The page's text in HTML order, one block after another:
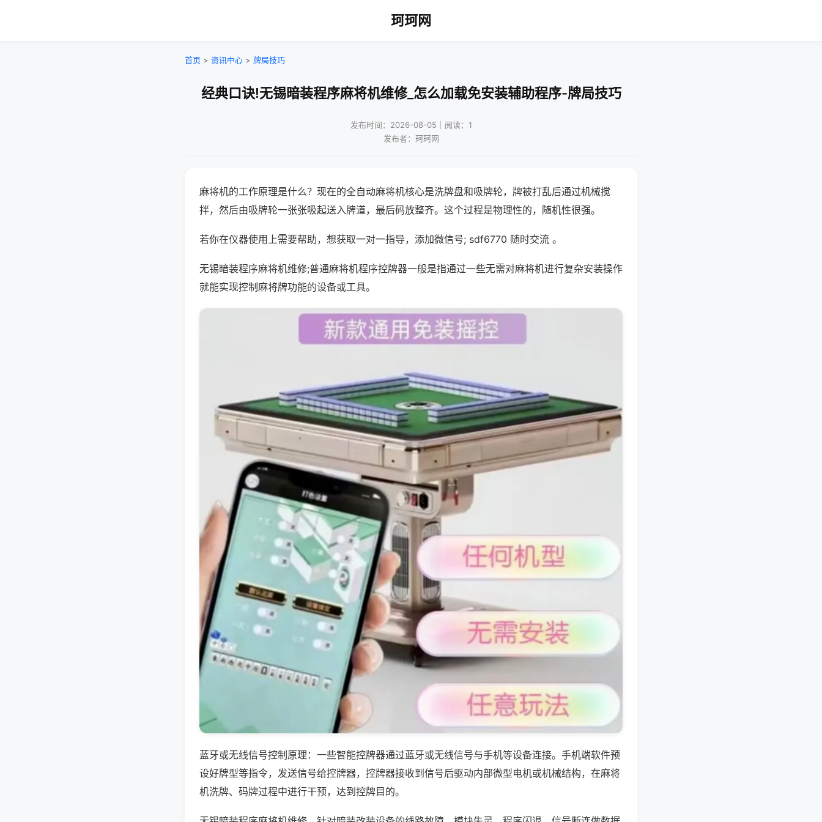
珂珂网
首页 > 资讯中心 > 牌局技巧
经典口诀!无锡暗装程序麻将机维修_怎么加载免安装辅助程序-牌局技巧
发布时间：2026-08-05｜阅读：1
发布者：珂珂网
麻将机的工作原理是什么？现在的全自动麻将机核心是洗牌盘和吸牌轮，牌被打乱后通过机械搅
拌，然后由吸牌轮一张张吸起送入牌道，最后码放整齐。这个过程是物理性的，随机性很强。
若你在仪器使用上需要帮助，想获取一对一指导，添加微信号; sdf6770 随时交流 。
无锡暗装程序麻将机维修;普通麻将机程序控牌器一般是指通过一些无需对麻将机进行复杂安装操作
就能实现控制麻将牌功能的设备或工具。
蓝牙或无线信号控制原理：一些智能控牌器通过蓝牙或无线信号与手机等设备连接。手机端软件预
设好牌型等指令，发送信号给控牌器，控牌器接收到信号后驱动内部微型电机或机械结构，在麻将
机洗牌、码牌过程中进行干预，达到控牌目的。